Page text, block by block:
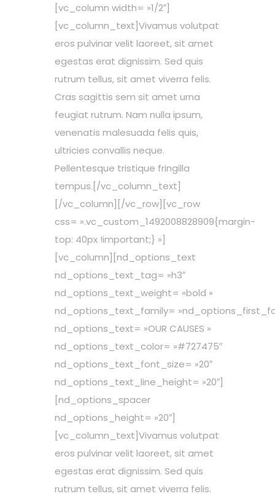
[vc_column width= »1/2″]
[vc_column_text]Vivamus volutpat
eros pulvinar velit laoreet, sit amet
egestas erat dignissim. Sed quis
rutrum tellus, sit amet viverra felis.
Cras sagittis sem sit amet urna
feugiat rutrum. Nam nulla ipsum,
venenatis malesuada felis quis,
ultricies convallis neque.
Pellentesque tristique fringilla
tempus.[/vc_column_text]
[/vc_column][/vc_row][vc_row
css= ».vc_custom_1492008828909{margin-
top: 40px !important;} »]
[vc_column][nd_options_text
nd_options_text_tag= »h3″
nd_options_text_weight= »bold »
nd_options_text_family=
nd_options_text= »OUR CAUSES »
nd_options_text_color= »#727475″
nd_options_text_font_size= »20″
nd_options_text_line_height= »20″]
[nd_options_spacer
nd_options_height= »20″]
[vc_column_text]Vivamus volutpat
eros pulvinar velit laoreet, sit amet
egestas erat dignissim. Sed quis
rutrum tellus, sit amet viverra felis.